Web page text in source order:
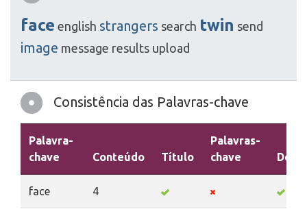
face english strangers search twin send
image message results upload
Consistência das Palavras-chave
Palavra-
chave
Conteúdo Título
Palavras-
chave
face 4